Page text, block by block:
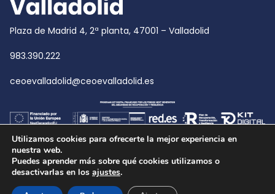
Plaza de Madrid 4, 2ª planta, 47001 – Valladolid
983.390.222
ceoevalladolid@ceoevalladolid.es
Copyright © 2026CEOE Valladolid
Utilizamos cookies para ofrecerte la mejor experiencia en
nuestra web.
Puedes aprender más sobre qué cookies utilizamos o
desactivarlas en los ajustes.